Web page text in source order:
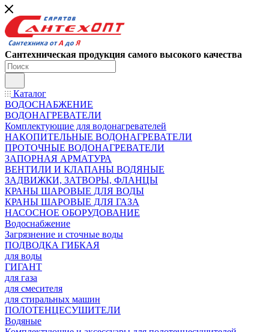
Сантехническая продукция самого высокого качества
Каталог
ВОДОСНАБЖЕНИЕ
ВОДОНАГРЕВАТЕЛИ
Комплектующие для водонагревателей
НАКОПИТЕЛЬНЫЕ ВОДОНАГРЕВАТЕЛИ
ПРОТОЧНЫЕ ВОДОНАГРЕВАТЕЛИ
ЗАПОРНАЯ АРМАТУРА
ВЕНТИЛИ И КЛАПАНЫ ВОДЯНЫЕ
ЗАДВИЖКИ, ЗАТВОРЫ, ФЛАНЦЫ
КРАНЫ ШАРОВЫЕ ДЛЯ ВОДЫ
КРАНЫ ШАРОВЫЕ ДЛЯ ГАЗА
НАСОСНОЕ ОБОРУДОВАНИЕ
Водоснабжение
Загрязнение и сточные воды
ПОДВОДКА ГИБКАЯ
для воды
ГИГАНТ
для газа
для смесителя
для стиральных машин
ПОЛОТЕНЦЕСУШИТЕЛИ
Водяные